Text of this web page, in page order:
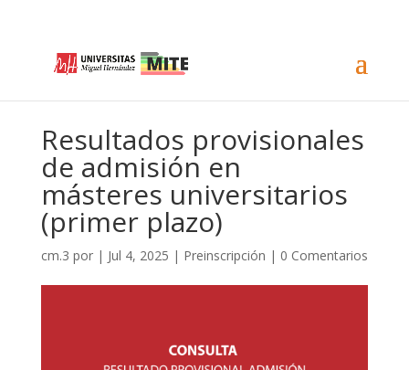
Resultados provisionales
de admisión en
másteres universitarios
(primer plazo)
cm.3 por | Jul 4, 2025 | Preinscripción | 0 Comentarios